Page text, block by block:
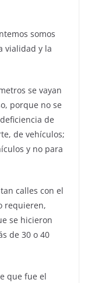
somos
vialidad y la
se vayan
porque no se
de
de vehículos;
y no para
calles con el
requieren,
se hicieron
de 30 o 40
que fue el